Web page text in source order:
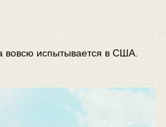
вовсю испытывается в США.